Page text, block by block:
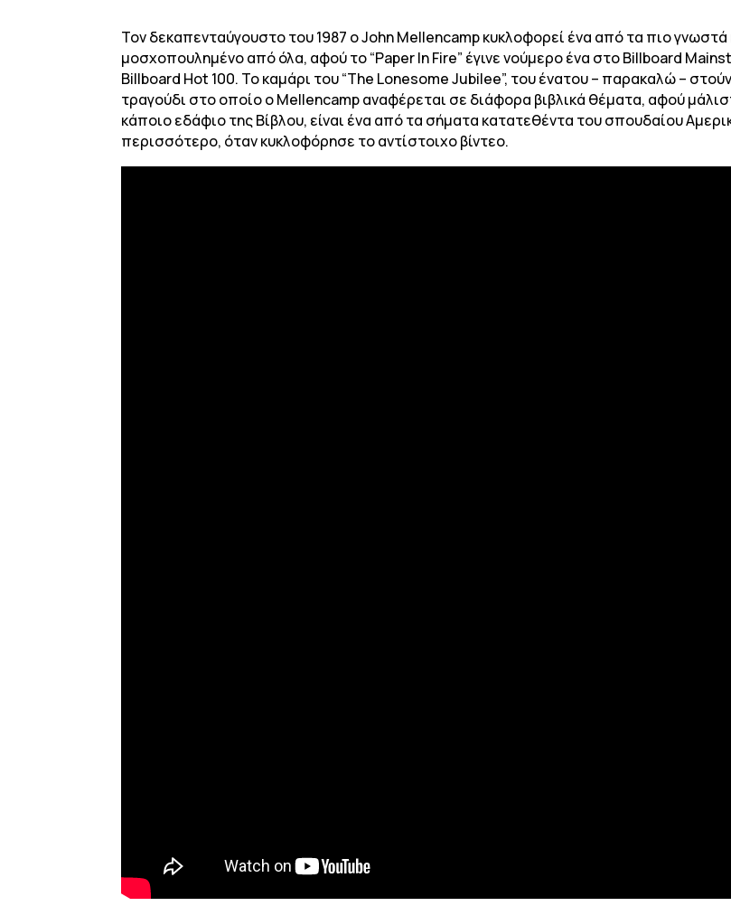
Τον δεκαπενταύγουστο του 1987 ο John Mellencamp κυκλοφορεί ένα από τα πιο γνωστά
μοσχοπουλημένο από όλα, αφού το “Paper In Fire” έγινε νούμερο ένα στο Billboard
Billboard Hot 100. To καμάρι του “The Lonesome Jubilee”, του ένατου – παρακαλώ –
τραγούδι στο οποίο ο Mellencamp αναφέρεται σε διάφορα βιβλικά θέματα, αφού
κάποιο εδάφιο της Βίβλου, είναι ένα από τα σήματα κατατεθέντα του σπουδαίου
περισσότερο, όταν κυκλοφόρησε το αντίστοιχο βίντεο.